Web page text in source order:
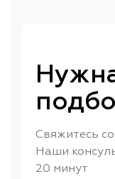
Свяжитесь
Наши
20 минут